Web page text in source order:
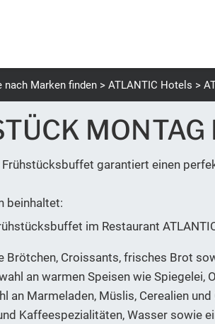
nach Marken finden ATLANTIC Hotels
garantiert einen
beinhaltet:
im Restaurant
Brötchen, Croissants, frisches Brot
an warmen Speisen wie Spiegelei,
an Marmeladen, Müslis, Cerealien
Kaffeespezialitäten, Wasser sowie